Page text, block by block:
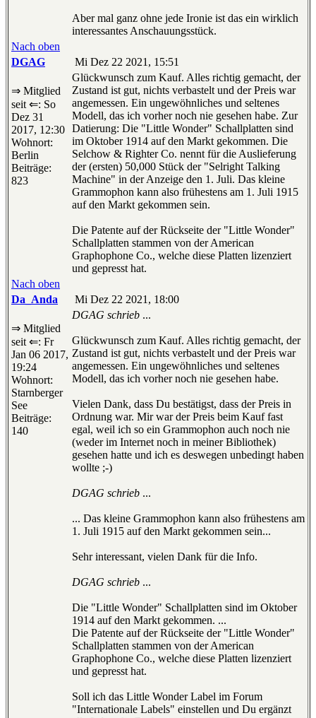
Aber mal ganz ohne jede Ironie ist das ein wirklich
interessantes Anschauungsstück.
Nach oben
DGAG
Mi Dez 22 2021, 15:51
⇒ Mitglied
seit ⇐: So
Dez 31
2017, 12:30
Wohnort:
Berlin
Beiträge:
823
Glückwunsch zum Kauf. Alles richtig gemacht, der
Zustand ist gut, nichts verbastelt und der Preis war
angemessen. Ein ungewöhnliches und seltenes
Modell, das ich vorher noch nie gesehen habe. Zur
Datierung: Die "Little Wonder" Schallplatten sind
im Oktober 1914 auf den Markt gekommen. Die
Selchow & Righter Co. nennt für die Auslieferung
der (ersten) 50,000 Stück der "Selright Talking
Machine" in der Anzeige den 1. Juli. Das kleine
Grammophon kann also frühestens am 1. Juli 1915
auf den Markt gekommen sein.
Die Patente auf der Rückseite der "Little Wonder"
Schallplatten stammen von der American
Graphophone Co., welche diese Platten lizenziert
und gepresst hat.
Nach oben
Da_Anda
Mi Dez 22 2021, 18:00
⇒ Mitglied
seit ⇐: Fr
Jan 06 2017,
19:24
Wohnort:
Starnberger
See
Beiträge:
140
DGAG schrieb ...
Glückwunsch zum Kauf. Alles richtig gemacht, der
Zustand ist gut, nichts verbastelt und der Preis war
angemessen. Ein ungewöhnliches und seltenes
Modell, das ich vorher noch nie gesehen habe.
Vielen Dank, dass Du bestätigst, dass der Preis in
Ordnung war. Mir war der Preis beim Kauf fast
egal, weil ich so ein Grammophon auch noch nie
(weder im Internet noch in meiner Bibliothek)
gesehen hatte und ich es deswegen unbedingt haben
wollte ;-)
DGAG schrieb ...
... Das kleine Grammophon kann also frühestens am
1. Juli 1915 auf den Markt gekommen sein...
Sehr interessant, vielen Dank für die Info.
DGAG schrieb ...
Die "Little Wonder" Schallplatten sind im Oktober
1914 auf den Markt gekommen. ...
Die Patente auf der Rückseite der "Little Wonder"
Schallplatten stammen von der American
Graphophone Co., welche diese Platten lizenziert
und gepresst hat.
Soll ich das Little Wonder Label im Forum
"Internationale Labels" einstellen und Du ergänzt